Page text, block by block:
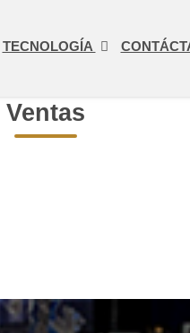
TECNOLOGÍA
Ventas